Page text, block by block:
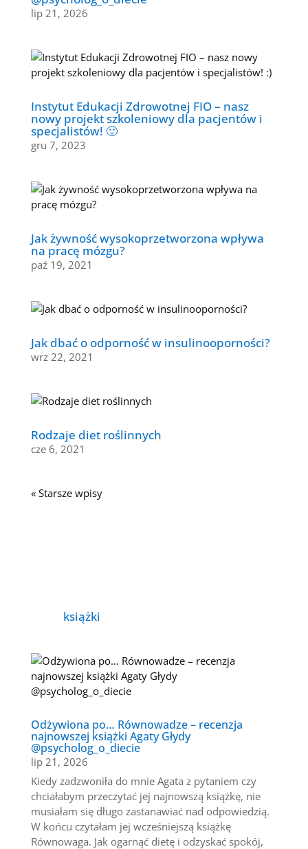
lip 21, 2026
Instytut Edukacji Zdrowotnej FIO – nasz
nowy projekt szkoleniowy dla pacjentów i
specjalistów! 🙂
gru 7, 2023
Jak żywność wysokoprzetworzona wpływa
na pracę mózgu?
paź 19, 2021
Jak dbać o odporność w insulinooporności?
wrz 22, 2021
Rodzaje diet roślinnych
cze 6, 2021
« Starsze wpisy
książki
Odżywiona po… Równowadze – recenzja
najnowszej książki Agaty Głydy
@psycholog_o_diecie
lip 21, 2026
Kiedy zadzwoniła do mnie Agata z pytaniem czy
chciałabym przeczytać jej najnowszą książkę, nie
musiałam się długo zastanawiać nad odpowiedzią.
W końcu czytałam jej wcześniejszą książkę
Równowaga. Jak ogarnąć dietę i odzyskać spokój,